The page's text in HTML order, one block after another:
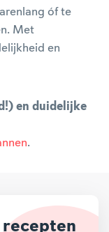
óf te
Met
en
en duidelijke
.